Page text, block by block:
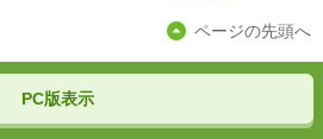
ページの先頭へ
PC版表示